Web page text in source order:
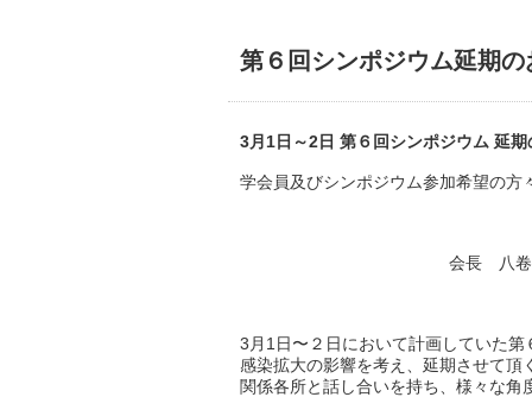
第６回シンポジウム延期の
3月1日～2日 第６回シンポジウム 延期
学会員及びシンポジウム参加希望の方
3月1日〜２日において計画していた
感染拡大の影響を考え、延期させて頂
関係各所と話し合いを持ち、様々な